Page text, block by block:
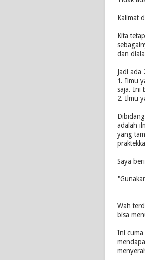
Kalimat
Kita
dan
Jadi ada
1. Ilmu
saja. Ini
2. Ilmu
adalah
yang
Saya
Wah
bisa
Ini cuma